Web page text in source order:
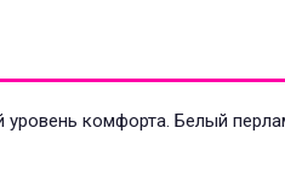
комфорта. Белый